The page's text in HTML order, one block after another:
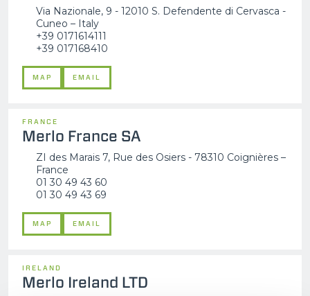
Via Nazionale, 9 - 12010 S. Defendente di Cervasca -
Cuneo – Italy
+39 0171614111
+39 017168410
MAP EMAIL
FRANCE
Merlo France SA
ZI des Marais 7, Rue des Osiers - 78310 Coignières –
France
01 30 49 43 60
01 30 49 43 69
MAP EMAIL
IRELAND
Merlo Ireland LTD